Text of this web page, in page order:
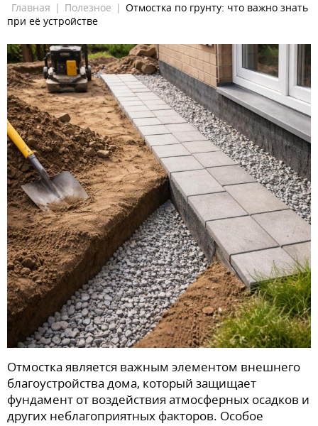
Главная | Полезное | Отмостка по грунту: что важно знать
при её устройстве
Отмостка является важным элементом внешнего
благоустройства дома, который защищает
фундамент от воздействия атмосферных осадков и
других неблагоприятных факторов. Особое